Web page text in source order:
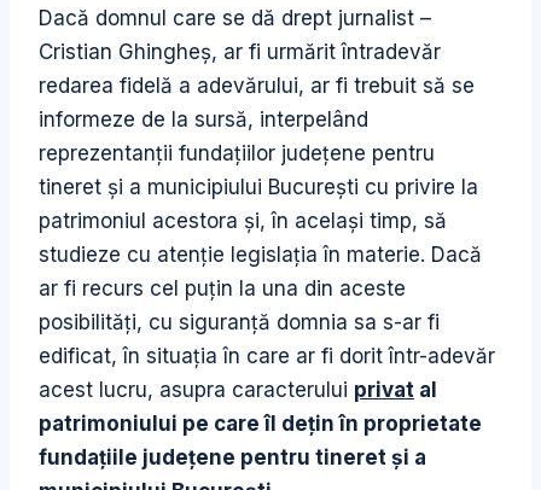
Dacă domnul care se dă drept jurnalist –
Cristian Ghingheş, ar fi urmărit întradevăr
redarea fidelă a adevărului, ar fi trebuit să se
informeze de la sursă, interpelând
reprezentanţii fundaţiilor judeţene pentru
tineret şi a municipiului Bucureşti cu privire la
patrimoniul acestora şi, în acelaşi timp, să
studieze cu atenţie legislaţia în materie. Dacă
ar fi recurs cel puţin la una din aceste
posibilităţi, cu siguranţă domnia sa s-ar fi
edificat, în situaţia în care ar fi dorit într-adevăr
acest lucru, asupra caracterului privat al
patrimoniului pe care îl deţin în proprietate
fundaţiile judeţene pentru tineret şi a